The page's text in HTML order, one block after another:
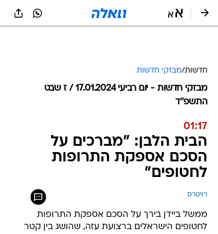
חדשות/מבזקי חדשות
מבזקי חדשות - יום רביעי 17.01.2024 / ז שבט
התשפ"ד
01:17
הבית הלבן: "מברכים על
הסכם אספקת התרופות
לחטופים"
רויטרס
ממשל ביידן בירך על הסכם אספקת התרופות
לחטופים הישראלים ברצועת עזה, שהושג בין קטר